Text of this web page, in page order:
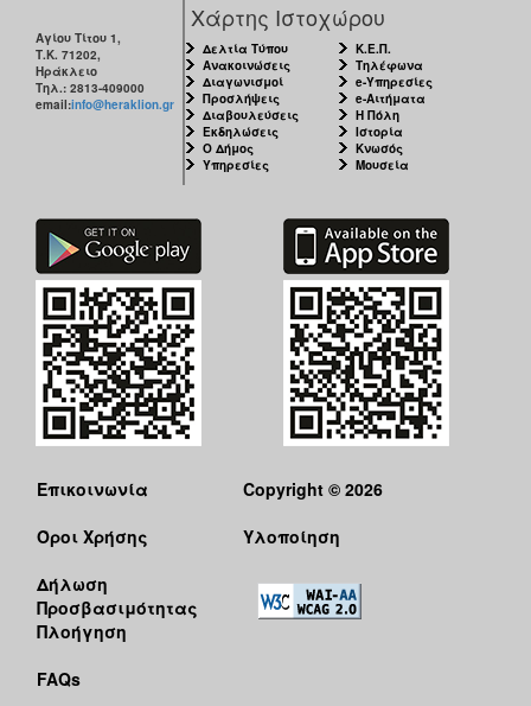
Αγίου Τίτου 1,
Τ.Κ. 71202,
Ηράκλειο
Τηλ.: 2813-409000
email:info@heraklion.gr
Χάρτης Ιστοχώρου
Δελτία Τύπου
Ανακοινώσεις
Διαγωνισμοί
Προσλήψεις
Διαβουλεύσεις
Εκδηλώσεις
Ο Δήμος
Υπηρεσίες
Κ.Ε.Π.
Τηλέφωνα
e-Υπηρεσίες
e-Αιτήματα
Η Πόλη
Ιστορία
Κνωσός
Μουσεία
Επικοινωνία
Όροι Χρήσης
Δήλωση
Προσβασιμότητας
Πλοήγηση
FAQs
Copyright © 2026
Υλοποίηση